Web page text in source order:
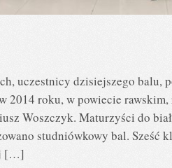
uczestnicy dzisiejszego balu,
2014 roku, w powiecie rawskim,
Woszczyk. Maturzyści do
studniówkowy bal. Sześć
[…]